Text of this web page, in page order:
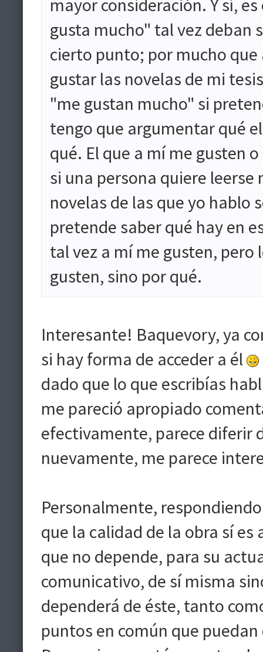
mayor consideración. Y sí,
gusta mucho" tal vez deban
cierto punto; por mucho
gustar las novelas de mi
"me gustan mucho" si
tengo que argumentar qué
qué. El que a mí me gusten
si una persona quiere
novelas de las que yo hablo
pretende saber qué hay en
tal vez a mí me gusten,
gusten, sino por qué.
Interesante! Baquevory, ya
si hay forma de acceder a él
dado que lo que escribías
me pareció apropiado
efectivamente, parece diferir
nuevamente, me parece
Personalmente,
que la calidad de la obra sí
que no depende, para su
comunicativo, de sí misma
dependerá de éste, tanto
puntos en común que